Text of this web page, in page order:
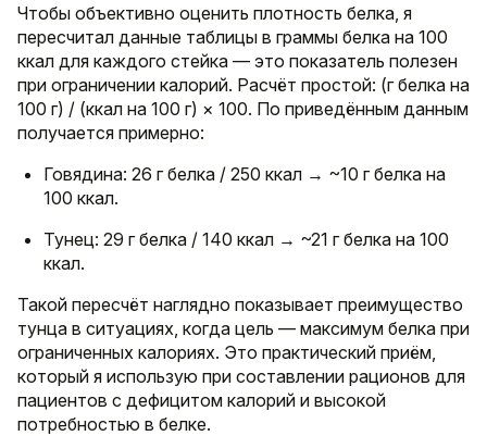
Чтобы объективно оценить плотность белка, я
пересчитал данные таблицы в граммы белка на 100
ккал для каждого стейка — это показатель полезен
при ограничении калорий. Расчёт простой: (г белка на
100 г) / (ккал на 100 г) × 100. По приведённым данным
получается примерно:
Говядина: 26 г белка / 250 ккал → ~10 г белка на
100 ккал.
Тунец: 29 г белка / 140 ккал → ~21 г белка на 100
ккал.
Такой пересчёт наглядно показывает преимущество
тунца в ситуациях, когда цель — максимум белка при
ограниченных калориях. Это практический приём,
который я использую при составлении рационов для
пациентов с дефицитом калорий и высокой
потребностью в белке.